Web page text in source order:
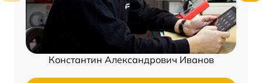
Константин Александрович Иванов